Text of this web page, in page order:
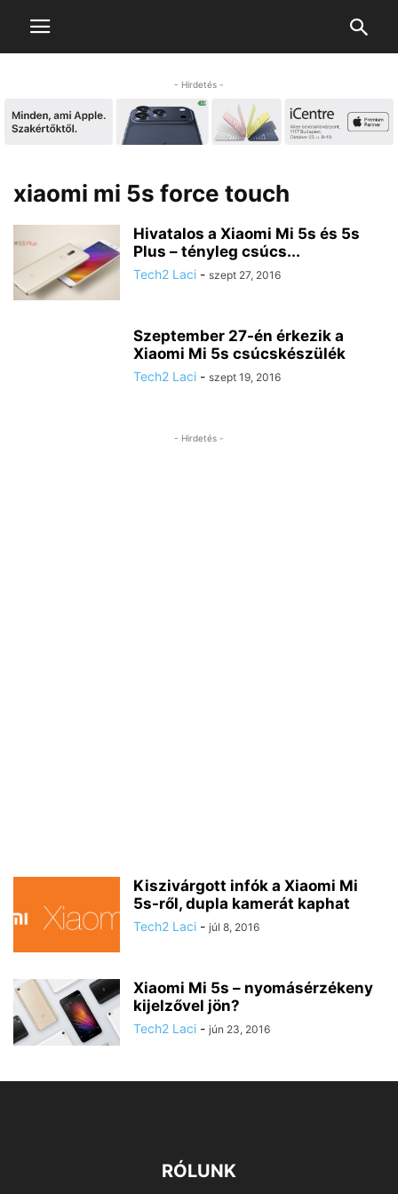
- Hirdetés -
xiaomi mi 5s force touch
Hivatalos a Xiaomi Mi 5s és 5s
Plus – tényleg csúcs...
Tech2 Laci - szept 27, 2016
Szeptember 27-én érkezik a
Xiaomi Mi 5s csúcskészülék
Tech2 Laci - szept 19, 2016
- Hirdetés -
Kiszivárgott infók a Xiaomi Mi
5s-ről, dupla kamerát kaphat
Tech2 Laci - júl 8, 2016
Xiaomi Mi 5s – nyomásérzékeny
kijelzővel jön?
Tech2 Laci - jún 23, 2016
RÓLUNK